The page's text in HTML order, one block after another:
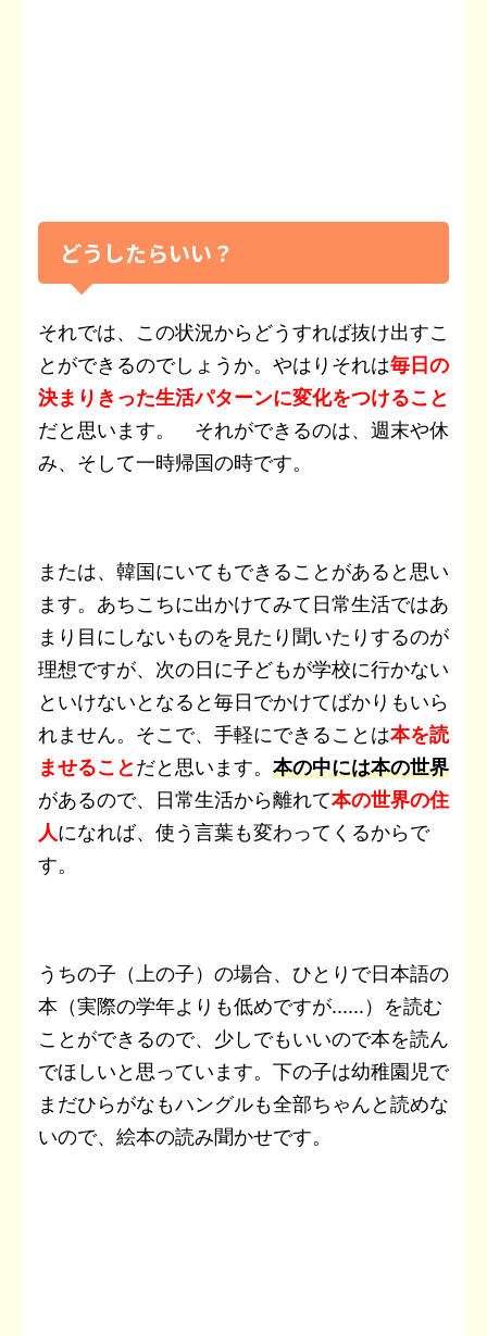
どうしたらいい？
それでは、この状況からどうすれば抜け出すこ
とができるのでしょうか。やはりそれは毎日の
決まりきった生活パターンに変化をつけること
だと思います。 それができるのは、週末や休
み、そして一時帰国の時です。
または、韓国にいてもできることがあると思い
ます。あちこちに出かけてみて日常生活ではあ
まり目にしないものを見たり聞いたりするのが
理想ですが、次の日に子どもが学校に行かない
といけないとなると毎日でかけてばかりもいら
れません。そこで、手軽にできることは本を読
ませることだと思います。 本の中には本の世界
があるので、日常生活から離れて本の世界の住
人になれば、使う言葉も変わってくるからで
す。
うちの子（上の子）の場合、ひとりで日本語の
本（実際の学年よりも低めですが......）を読む
ことができるので、少しでもいいので本を読ん
でほしいと思っています。下の子は幼稚園児で
まだひらがなもハングルも全部ちゃんと読めな
いので、絵本の読み聞かせです。